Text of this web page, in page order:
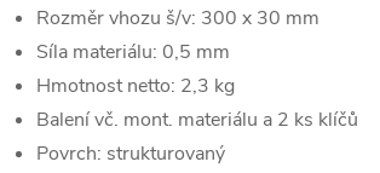
Rozměr vhozu š/v: 300 x 30 mm
Síla materiálu: 0,5 mm
Hmotnost netto: 2,3 kg
Balení vč. mont. materiálu a 2 ks klíčů
Povrch: strukturovaný